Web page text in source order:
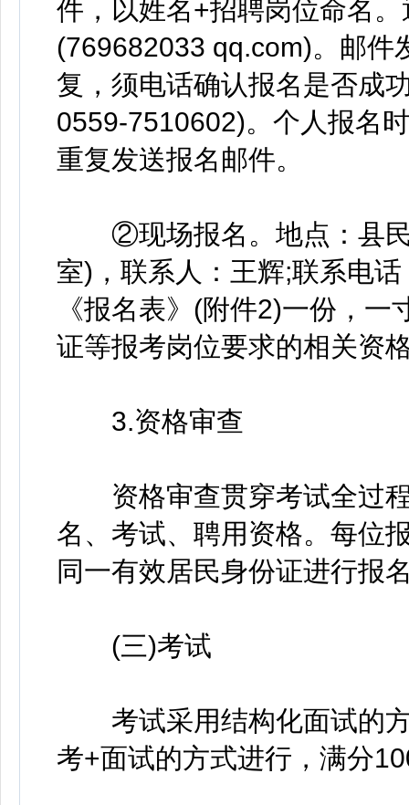
件，以姓名+招聘岗位命名
(769682033 qq.com)。邮件
复，须电话确认报名是否成
0559-7510602)。个人报名
重复发送报名邮件。
②现场报名。地点：县民
室)，联系人：王辉;联系电
《报名表》(附件2)一份，
证等报考岗位要求的相关资
3.资格审查
资格审查贯穿考试全过程
名、考试、聘用资格。每位
同一有效居民身份证进行报
(三)考试
考试采用结构化面试的方
考+面试的方式进行，满分